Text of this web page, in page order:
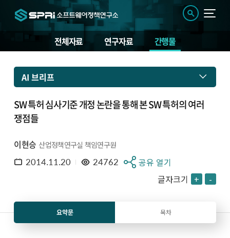
전체자료 연구자료 간행물
AI 브리프
SW 특허 심사기준 개정 논란을 통해 본 SW 특허의 여러
쟁점들
이현승 산업정책연구실 책임연구원
2014.11.20 24762
공유 열기
글자크기 + -
요약문 목차